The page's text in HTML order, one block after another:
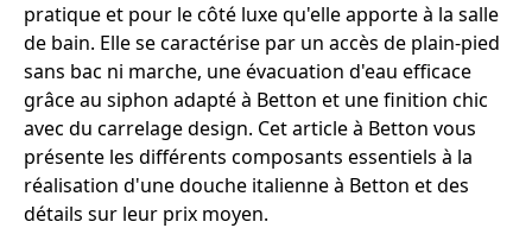
pratique et pour le côté luxe qu'elle apporte à la salle
de bain. Elle se caractérise par un accès de plain-pied
sans bac ni marche, une évacuation d'eau efficace
grâce au siphon adapté à Betton et une finition chic
avec du carrelage design. Cet article à Betton vous
présente les différents composants essentiels à la
réalisation d'une douche italienne à Betton et des
détails sur leur prix moyen.